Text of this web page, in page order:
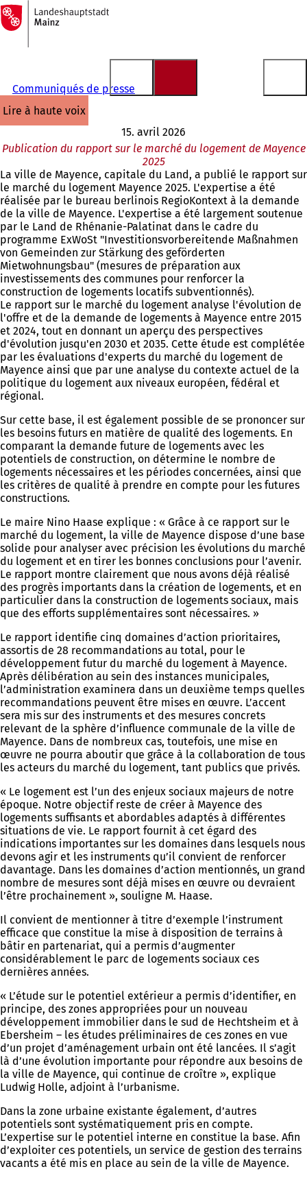
Accéder au contenu
Vers
la
page
d'accueil
Communiqués de presse
lire à haute voix
15. avril 2026
Publication du rapport sur le marché du logement de Mayence
2025
La ville de Mayence, capitale du Land, a publié le rapport sur
le marché du logement Mayence 2025. L'expertise a été
réalisée par le bureau berlinois RegioKontext à la demande
de la ville de Mayence. L'expertise a été largement soutenue
par le Land de Rhénanie-Palatinat dans le cadre du
programme ExWoSt "Investitionsvorbereitende Maßnahmen
von Gemeinden zur Stärkung des geförderten
Mietwohnungsbau" (mesures de préparation aux
investissements des communes pour renforcer la
construction de logements locatifs subventionnés).
Le rapport sur le marché du logement analyse l'évolution de
l'offre et de la demande de logements à Mayence entre 2015
et 2024, tout en donnant un aperçu des perspectives
d'évolution jusqu'en 2030 et 2035. Cette étude est complétée
par les évaluations d'experts du marché du logement de
Mayence ainsi que par une analyse du contexte actuel de la
politique du logement aux niveaux européen, fédéral et
régional.
Sur cette base, il est également possible de se prononcer sur
les besoins futurs en matière de qualité des logements. En
comparant la demande future de logements avec les
potentiels de construction, on détermine le nombre de
logements nécessaires et les périodes concernées, ainsi que
les critères de qualité à prendre en compte pour les futures
constructions.
Le maire Nino Haase explique : « Grâce à ce rapport sur le
marché du logement, la ville de Mayence dispose d’une base
solide pour analyser avec précision les évolutions du marché
du logement et en tirer les bonnes conclusions pour l’avenir.
Le rapport montre clairement que nous avons déjà réalisé
des progrès importants dans la création de logements, et en
particulier dans la construction de logements sociaux, mais
que des efforts supplémentaires sont nécessaires. »
Le rapport identifie cinq domaines d’action prioritaires,
assortis de 28 recommandations au total, pour le
développement futur du marché du logement à Mayence.
Après délibération au sein des instances municipales,
l’administration examinera dans un deuxième temps quelles
recommandations peuvent être mises en œuvre. L’accent
sera mis sur des instruments et des mesures concrets
relevant de la sphère d’influence communale de la ville de
Mayence. Dans de nombreux cas, toutefois, une mise en
œuvre ne pourra aboutir que grâce à la collaboration de tous
les acteurs du marché du logement, tant publics que privés.
« Le logement est l’un des enjeux sociaux majeurs de notre
époque. Notre objectif reste de créer à Mayence des
logements suffisants et abordables adaptés à différentes
situations de vie. Le rapport fournit à cet égard des
indications importantes sur les domaines dans lesquels nous
devons agir et les instruments qu’il convient de renforcer
davantage. Dans les domaines d’action mentionnés, un grand
nombre de mesures sont déjà mises en œuvre ou devraient
l’être prochainement », souligne M. Haase.
Il convient de mentionner à titre d’exemple l’instrument
efficace que constitue la mise à disposition de terrains à
bâtir en partenariat, qui a permis d’augmenter
considérablement le parc de logements sociaux ces
dernières années.
« L’étude sur le potentiel extérieur a permis d’identifier, en
principe, des zones appropriées pour un nouveau
développement immobilier dans le sud de Hechtsheim et à
Ebersheim – les études préliminaires de ces zones en vue
d’un projet d’aménagement urbain ont été lancées. Il s’agit
là d’une évolution importante pour répondre aux besoins de
la ville de Mayence, qui continue de croître », explique
Ludwig Holle, adjoint à l’urbanisme.
Dans la zone urbaine existante également, d’autres
potentiels sont systématiquement pris en compte.
L’expertise sur le potentiel interne en constitue la base. Afin
d’exploiter ces potentiels, un service de gestion des terrains
vacants a été mis en place au sein de la ville de Mayence.